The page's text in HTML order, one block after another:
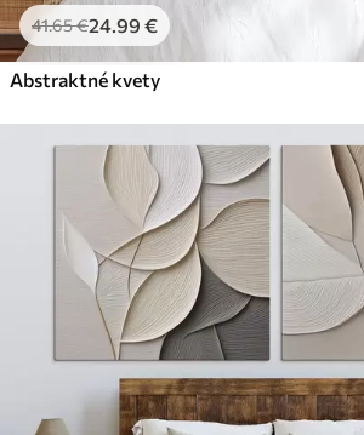
41.65€24.99 €
Abstraktné kvety